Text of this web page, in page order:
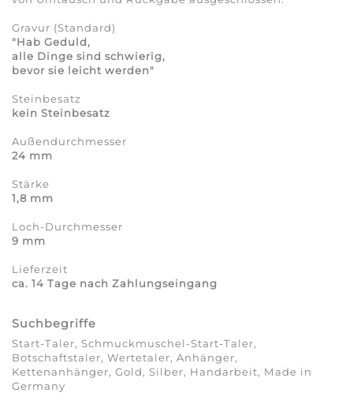
Gravur (Standard)
"Hab Geduld,
alle Dinge sind schwierig,
bevor sie leicht werden"
Steinbesatz
kein Steinbesatz
Außendurchmesser
24 mm
Stärke
1,8 mm
Loch-Durchmesser
9 mm
Lieferzeit
ca. 14 Tage nach Zahlungseingang
Suchbegriffe
Start-Taler, Schmuckmuschel-Start-Taler,
Botschaftstaler, Wertetaler, Anhänger,
Kettenanhänger, Gold, Silber, Handarbeit, Made in
Germany